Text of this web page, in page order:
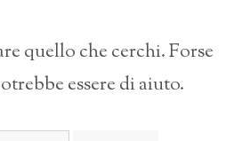
quello che cerchi. Forse
essere di aiuto.